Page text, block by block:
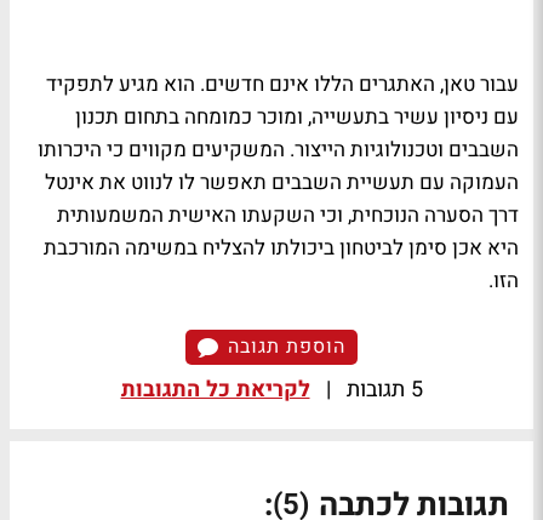
עבור טאן, האתגרים הללו אינם חדשים. הוא מגיע לתפקיד
עם ניסיון עשיר בתעשייה, ומוכר כמומחה בתחום תכנון
השבבים וטכנולוגיות הייצור. המשקיעים מקווים כי היכרותו
העמוקה עם תעשיית השבבים תאפשר לו לנווט את אינטל
דרך הסערה הנוכחית, וכי השקעתו האישית המשמעותית
היא אכן סימן לביטחון ביכולתו להצליח במשימה המורכבת
הזו.
הוספת תגובה
5 תגובות | לקריאת כל התגובות
תגובות לכתבה (5)
: